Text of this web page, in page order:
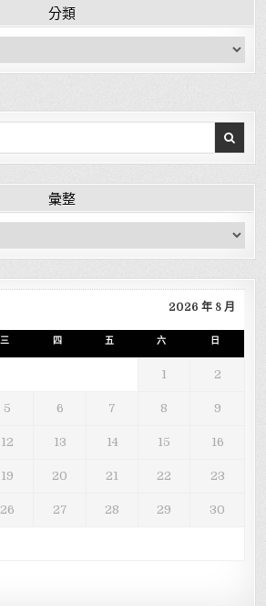
分類
彙整
2026 年 8 月
三 四 五 六 日
1 2
5 6 7 8 9
12 13 14 15 16
19 20 21 22 23
26 27 28 29 30